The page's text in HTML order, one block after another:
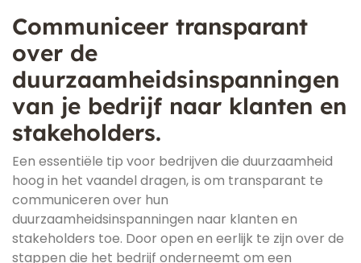
Communiceer transparant
over de
duurzaamheidsinspanningen
van je bedrijf naar klanten en
stakeholders.
Een essentiële tip voor bedrijven die duurzaamheid
hoog in het vaandel dragen, is om transparant te
communiceren over hun
duurzaamheidsinspanningen naar klanten en
stakeholders toe. Door open en eerlijk te zijn over de
stappen die het bedrijf onderneemt om een